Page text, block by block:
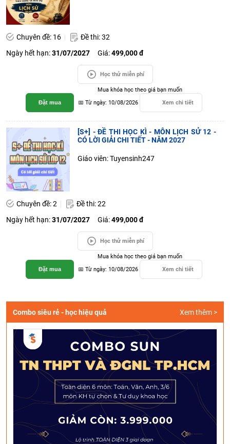
Chuyên đề: 16
Đề thi: 32
Ngày hết hạn:31/07/2027 Giá:499,000 đ
Học thử miễn phí
Đặt mua
Mua khóa học theo giá bạn muốn
📅 Từ ngày: 10/08/2026
Xem chi tiết
[S+] - ĐỀ THI HỌC KÌ - MÔN LỊCH SỬ 12 -
CÓ LỜI GIẢI CHI TIẾT - NĂM 2027
Giáo viên: Tuyensinh247
Chuyên đề: 2
Đề thi: 22
Ngày hết hạn:31/07/2027 Giá:499,000 đ
Học thử miễn phí
Đặt mua
Mua khóa học theo giá bạn muốn
📅 Từ ngày: 10/08/2026
Xem chi tiết
Combo siêu rẻ - học hiệu quả Xem thêm >